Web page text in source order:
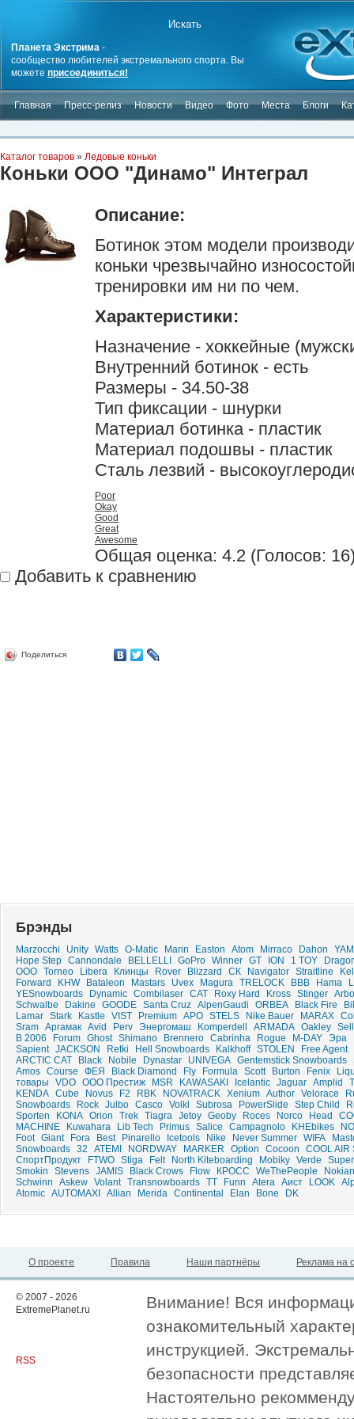
Планета Экстрима -
сообщество любителей экстремального спорта. Вы
можете присоединиться!
Главная Пресс-релиз Новости Видео Фото Места Блоги
Каталог товаров » Ледовые коньки
Коньки ООО "Динамо" Интеграл
Описание:
Ботинок этом модели
коньки чрезвычайно
тренировки им ни по чем.
Характеристики:
Назначение - хоккейные
Внутренний ботинок - есть
Размеры - 34.50-38
Тип фиксации - шнурки
Материал ботинка - пластик
Материал подошвы - пластик
Сталь лезвий -
Poor
Okay
Good
Great
Awesome
Общая оценка: 4.2 (Голосов: 16
Добавить к сравнению
Поделиться
Брэнды
Marzocchi Unity Watts O-Matic Marin Easton Atom Mirraco Dahon
Hope Step Cannondale BELLELLI GoPro Winner GT ION 1 TOY
ООО Torneo Libera Клинцы Rover Blizzard СК Navigator Straitline
Forward
KHW Bataleon Mastars Uvex Magura TRELOCK BBB Hama
YESnowboards
Dynamic Combilaser CAT Roxy Hard Kross Stinger
Schwalbe
Dakine GOODE Santa Cruz AlpenGaudi ORBEA Black Fire
Lamar Stark Kastle VIST Premium APO STELS Nike Bauer MARAX
Sram Аргамак Avid Perv Энергомаш Komperdell ARMADA Oakley
B 2006
Forum Ghost Shimano Brennero Cabrinha Rogue M-DAY Эра
Sapient JACKSON Retki Hell Snowboards Kalkhoff STOLEN
Free Agent
ARCTIC CAT
Black Nobile Dynastar UNIVEGA Gentemstick Snowboards
Amos Course ФЕЯ Black Diamond Fly Formula Scott Burton Fenix
товары
VDO ООО Престиж MSR KAWASAKI Icelantic Jaguar Amplid
KENDA Cube Novus F2 RBK NOVATRACK Xenium Author Velorace
Snowboards
Rock Julbo Casco Volkl Subrosa PowerSlide Step Child
Sporten
KONA Orion Trek Tiagra Jetoy Geoby Roces Norco Head
MACHINE
Kuwahara Lib Tech Primus Salice Campagnolo KHEbikes
Foot Giant Fora Best Pinarello Icetools Nike Never Summer WIFA
Snowboards 32 ATEMI NORDWAY MARKER Option Cocoon
COOL AIR
СпортПродукт
FTWO Stiga Felt North Kiteboarding Mobiky Verde
Smokin
Stevens JAMIS Black Crows Flow КРОСС WeThePeople
Nokian
Schwinn
Askew Volant Transnowboards ТТ Funn Atera Аист LOOK
Atomic AUTOMAXI Allian Merida Continental Elan Bone DK
О проекте Правила Наши партнёры Реклама на
© 2007 - 2026
ExtremePlanet.ru
RSS
Внимание! Вся
ознакомительный
инструкцией.
безопасности
Настоятельно